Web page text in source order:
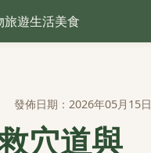
旅遊生活美食
發佈日期：2026年05月15日
穴道與